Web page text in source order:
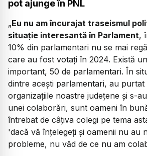
pot ajunge în PNL
„Eu nu am încurajat traseismul
situație interesantă în Parlament,
10% din parlamentari nu se mai
care au fost votați în 2024. Există
important, 50 de parlamentari. În
dintre acești parlamentari, au purtat
organizațiile noastre județene și s-
unei colaborări, sunt oameni în
întrebat de câțiva colegi pe tema
'dacă vă înțelegeți și oamenii nu au
probleme, nu văd de ce nu am